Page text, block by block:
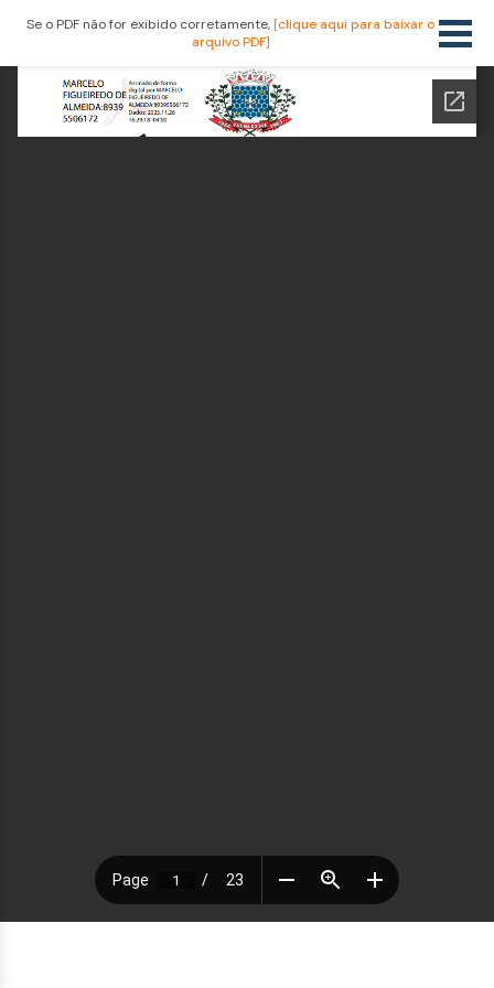
Se o PDF não for exibido corretamente,[clique aqui para baixar o
arquivo PDF]